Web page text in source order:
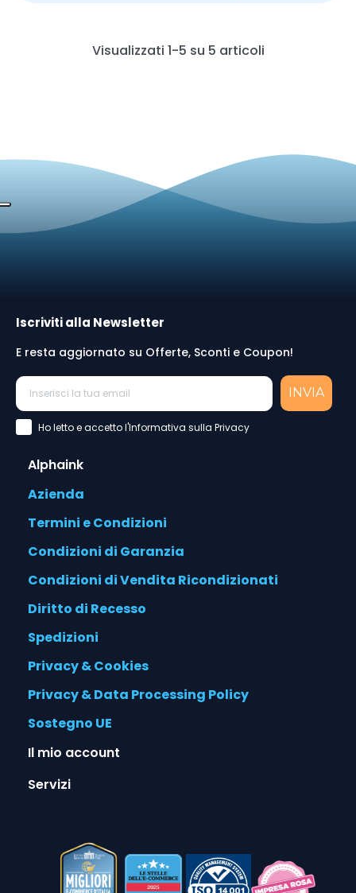
Visualizzati 1-5 su 5 articoli
Iscriviti alla Newsletter
E resta aggiornato su Offerte, Sconti e Coupon!
INVIA
Accettazione Privacy Policy
Ho letto e accetto l'Informativa sulla Privacy
Alphaink
Azienda
Termini e Condizioni
Condizioni di Garanzia
Condizioni di Vendita Ricondizionati
Diritto di Recesso
Spedizioni
Privacy & Cookies
Privacy & Data Processing Policy
Sostegno UE
Il mio account
Servizi